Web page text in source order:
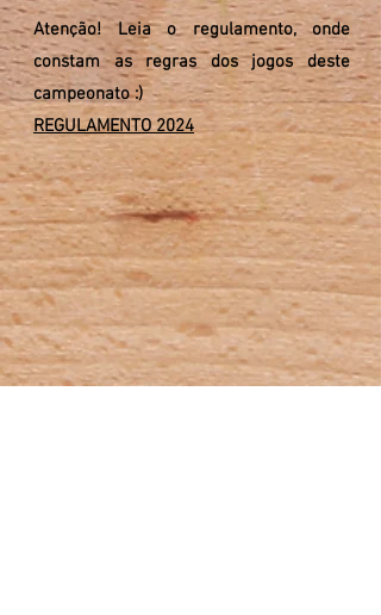
Atenção! Leia o regulamento, onde
constam as regras dos jogos deste
campeonato :)
REGULAMENTO 2024